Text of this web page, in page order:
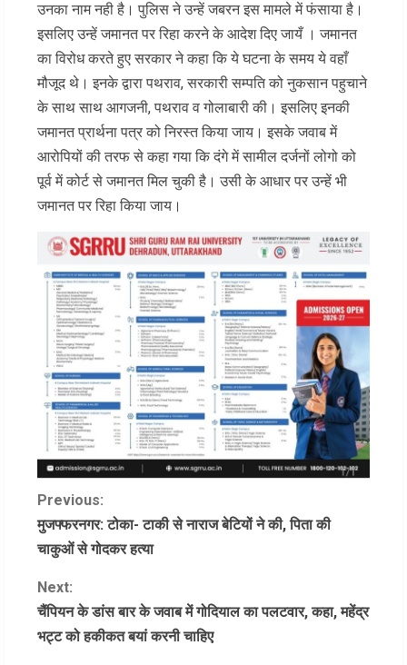
उनका नाम नही है। पुलिस ने उन्हें जबरन इस मामले में फंसाया है।
इसलिए उन्हें जमानत पर रिहा करने के आदेश दिए जायँ । जमानत
का विरोध करते हुए सरकार ने कहा कि ये घटना के समय ये वहाँ
मौजूद थे। इनके द्वारा पथराव, सरकारी सम्पति को नुकसान पहुचाने
के साथ साथ आगजनी, पथराव व गोलाबारी की। इसलिए इनकी
जमानत प्रार्थना पत्र को निरस्त किया जाय। इसके जवाब में
आरोपियों की तरफ से कहा गया कि दंगे में सामील दर्जनों लोगो को
पूर्व में कोर्ट से जमानत मिल चुकी है। उसी के आधार पर उन्हें भी
जमानत पर रिहा किया जाय।
C
o
n
t
Previous:
मुजफ्फरनगर: टोका- टाकी से नाराज बेटियों ने की, पिता की
चाकुओं से गोदकर हत्‍या
Next:
चैंपियन के डांस बार के जवाब में गोदियाल का पलटवार, कहा, महेंद्र
भट्ट को हकीकत बयां करनी चाहिए